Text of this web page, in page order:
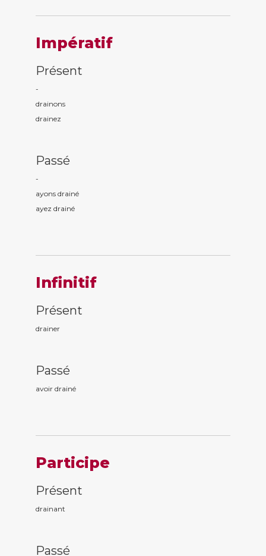
Impératif
Présent
-
drainons
drainez
Passé
-
ayons drainé
ayez drainé
Infinitif
Présent
drainer
Passé
avoir drainé
Participe
Présent
drainant
Passé